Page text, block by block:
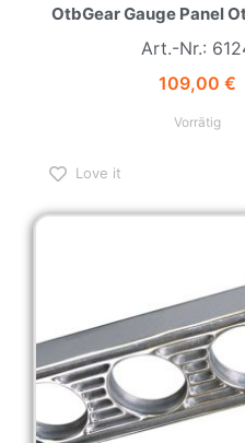
OtbGear Gauge Panel
Art.-Nr.:
109,00 €
Vorrätig
Love it